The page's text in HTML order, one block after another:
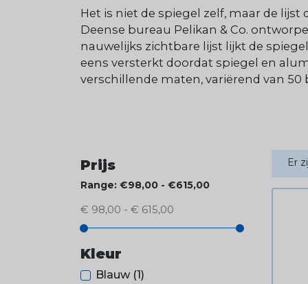
Het is niet de spiegel zelf, maar de
Deense bureau Pelikan & Co.
nauwelijks zichtbare lijst lijkt de
eens versterkt doordat spiegel en
verschillende maten, variërend van 50
Prijs
Range: €98,00 - €615,00
€ 98,00 - € 615,00
Kleur
Blauw (1)
Er